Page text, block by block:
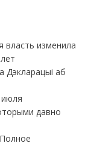
власть изменила
Дэкларацыі аб
давно